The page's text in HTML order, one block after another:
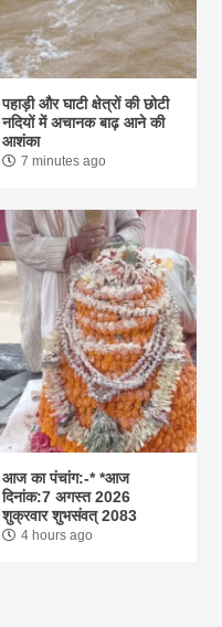
पहाड़ी और घाटी क्षेत्रों की छोटी
नदियों में अचानक बाढ़ आने की
आशंका
7 minutes ago
आज का पंचांग:-* *आज
दिनांक:7 अगस्त 2026
शुक्रवार शुभसंवत् 2083
4 hours ago